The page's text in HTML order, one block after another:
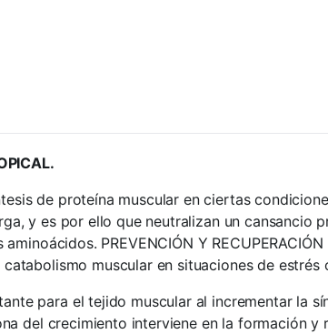
de proteína muscular en ciertas
y es por ello que neutralizan un cansancio
PREVENCIÓN Y
muscular en situaciones de estrés
para el tejido muscular al incrementar la
del crecimiento interviene en la formación